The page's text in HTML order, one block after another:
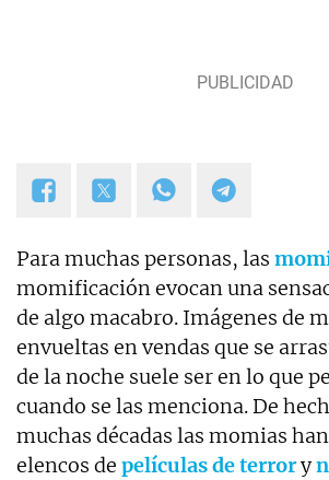
Para muchas personas, las
momificación evocan una
de algo macabro. Imágenes de
envueltas en vendas que se
de la noche suele ser en lo que
cuando se las menciona. De
muchas décadas las momias
elencos de películas de terrory